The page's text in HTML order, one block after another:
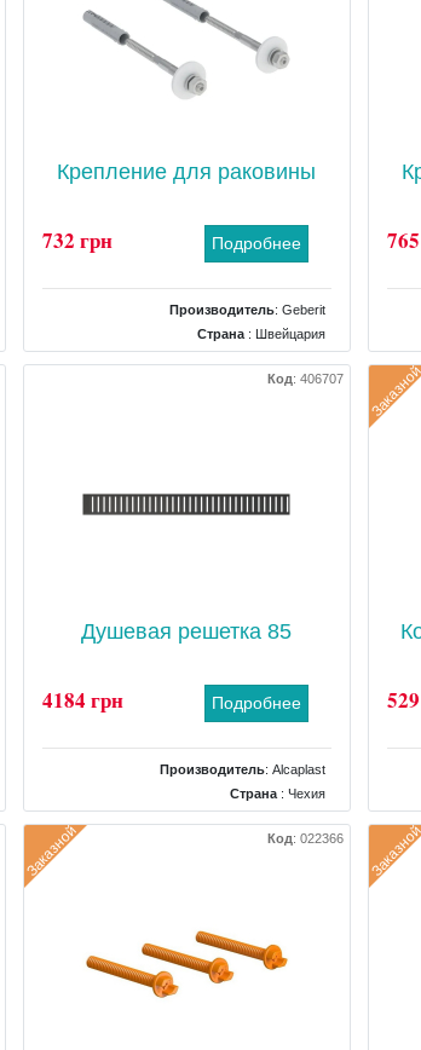
Крепление для раковины
732 грн Подробнее
Производитель: Geberit
Страна: Швейцария
Код: 406707
Душевая решетка 85
4184 грн Подробнее
Производитель: Alcaplast
Страна: Чехия
Заказной Код: 022366